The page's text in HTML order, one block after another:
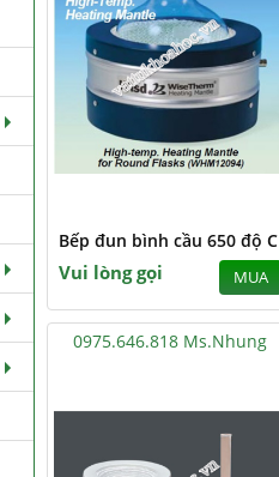
Bếp đun bình cầu 650 độ C
Vui lòng gọi MUA
0975.646.818 Ms.Nhung